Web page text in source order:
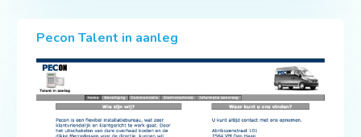
Pecon Talent in aanleg